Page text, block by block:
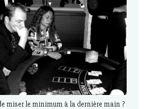
miser le minimum à la dernière main ?